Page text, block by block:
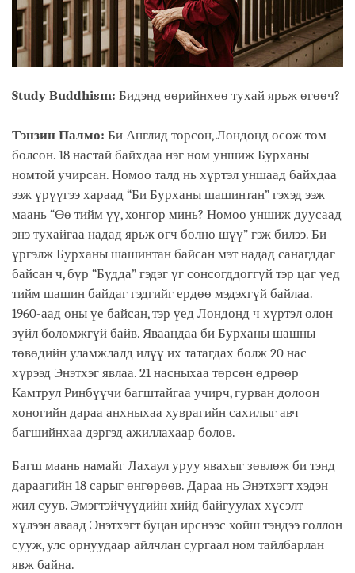
Study Buddhism: Бидэнд өөрийнхөө тухай ярьж өгөөч?
Тэнзин Палмо: Би Англид төрсөн, Лондонд өсөж том
болсон. 18 настай байхдаа нэг ном уншиж Бурханы
номтой учирсан. Номоо талд нь хүртэл уншаад байхдаа
ээж үрүүгээ хараад “Би Бурханы шашинтан” гэхэд ээж
маань “Өө тийм үү, хонгор минь? Номоо уншиж дуусаад
энэ тухайгаа надад ярьж өгч болно шүү” гэж билээ. Би
үргэлж Бурханы шашинтан байсан мэт надад санагддаг
байсан ч, бүр “Будда” гэдэг үг сонсогддоггүй тэр цаг үед
тийм шашин байдаг гэдгийг ердөө мэдэхгүй байлаа.
1960-аад оны үе байсан, тэр үед Лондонд ч хүртэл олон
зүйл боломжгүй байв. Яваандаа би Бурханы шашны
төвөдийн уламжлалд илүү их татагдах болж 20 нас
хүрээд Энэтхэг явлаа. 21 насныхаа төрсөн өдрөөр
Камтрул Ринбүүчи багштайгаа учирч, гурван долоон
хоногийн дараа анхныхаа хуврагийн сахилыг авч
багшийнхаа дэргэд ажиллахаар болов.
Багш маань намайг Лахаул уруу явахыг зөвлөж би тэнд
дараагийн 18 сарыг өнгөрөөв. Дараа нь Энэтхэгт хэдэн
жил суув. Эмэгтэйчүүдийн хийд байгуулах хүсэлт
хүлээн аваад Энэтхэгт буцан ирснээс хойш тэндээ голлон
сууж, улс орнуудаар айлчлан сургаал ном тайлбарлан
явж байна.